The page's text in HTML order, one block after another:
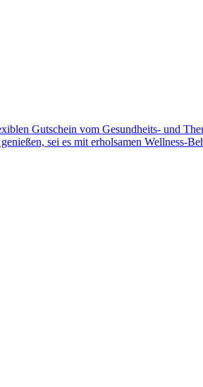
Gutschein vom Gesundheits- und
sei es mit erholsamen Wellness-